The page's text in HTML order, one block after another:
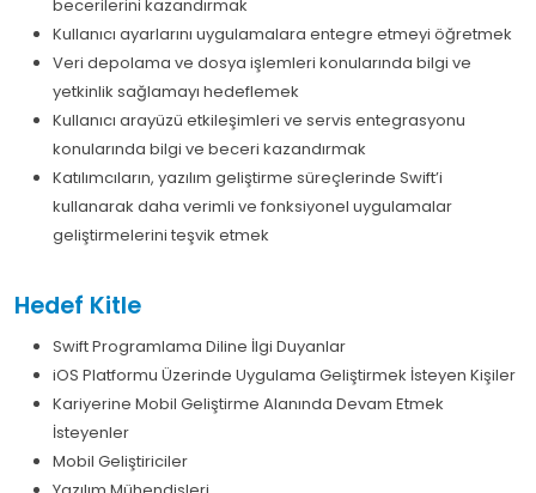
becerilerini kazandırmak
Kullanıcı ayarlarını uygulamalara entegre etmeyi öğretmek
Veri depolama ve dosya işlemleri konularında bilgi ve
yetkinlik sağlamayı hedeflemek
Kullanıcı arayüzü etkileşimleri ve servis entegrasyonu
konularında bilgi ve beceri kazandırmak
Katılımcıların, yazılım geliştirme süreçlerinde Swift’i
kullanarak daha verimli ve fonksiyonel uygulamalar
geliştirmelerini teşvik etmek
Hedef Kitle
Swift Programlama Diline İlgi Duyanlar
iOS Platformu Üzerinde Uygulama Geliştirmek İsteyen Kişiler
Kariyerine Mobil Geliştirme Alanında Devam Etmek
İsteyenler
Mobil Geliştiriciler